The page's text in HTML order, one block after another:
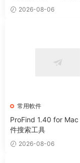
2026-08-06
常用軟件
ProFind 1.40 for Mac
件搜索工具
2026-08-06